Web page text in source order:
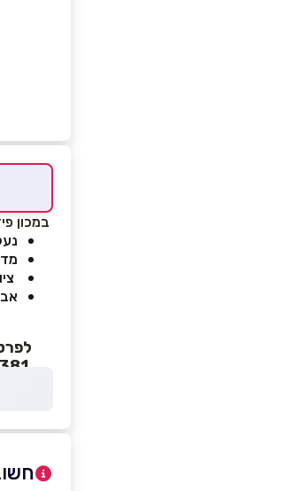
במכון